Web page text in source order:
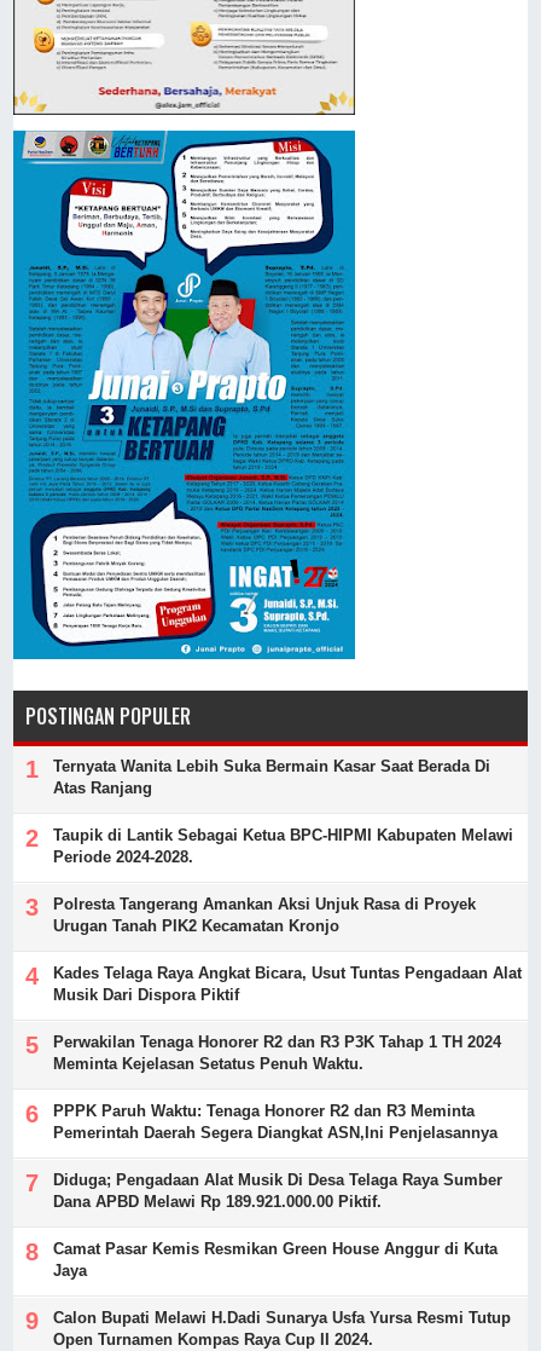
POSTINGAN POPULER
Ternyata Wanita Lebih Suka Bermain Kasar Saat Berada Di
Atas Ranjang
Taupik di Lantik Sebagai Ketua BPC-HIPMI Kabupaten Melawi
Periode 2024-2028.
Polresta Tangerang Amankan Aksi Unjuk Rasa di Proyek
Urugan Tanah PIK2 Kecamatan Kronjo
Kades Telaga Raya Angkat Bicara, Usut Tuntas Pengadaan Alat
Musik Dari Dispora Piktif
Perwakilan Tenaga Honorer R2 dan R3 P3K Tahap 1 TH 2024
Meminta Kejelasan Setatus Penuh Waktu.
PPPK Paruh Waktu: Tenaga Honorer R2 dan R3 Meminta
Pemerintah Daerah Segera Diangkat ASN,Ini Penjelasannya
Diduga; Pengadaan Alat Musik Di Desa Telaga Raya Sumber
Dana APBD Melawi Rp 189.921.000.00 Piktif.
Camat Pasar Kemis Resmikan Green House Anggur di Kuta
Jaya
Calon Bupati Melawi H.Dadi Sunarya Usfa Yursa Resmi Tutup
Open Turnamen Kompas Raya Cup II 2024.